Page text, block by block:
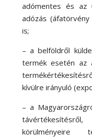
adómentes és az
adózás
is;
– a belföldről
termék esetén az
kívülre irányuló
– a
körülményeire